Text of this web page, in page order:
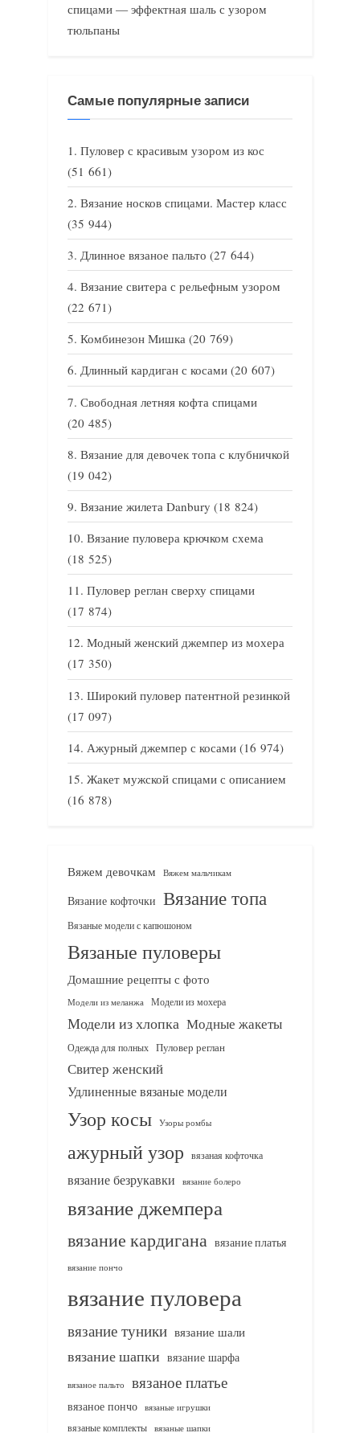
спицами — эффектная шаль с узором
тюльпаны
Самые популярные записи
Пуловер с красивым узором из кос
(51 661)
Вязание носков спицами. Мастер класс
(35 944)
Длинное вязаное пальто (27 644)
Вязание свитера с рельефным узором
(22 671)
Комбинезон Мишка (20 769)
Длинный кардиган с косами (20 607)
Свободная летняя кофта спицами
(20 485)
Вязание для девочек топа с клубничкой
(19 042)
Вязание жилета Danbury (18 824)
Вязание пуловера крючком схема
(18 525)
Пуловер реглан сверху спицами
(17 874)
Модный женский джемпер из мохера
(17 350)
Широкий пуловер патентной резинкой
(17 097)
Ажурный джемпер с косами (16 974)
Жакет мужской спицами с описанием
(16 878)
Вяжем девочкам Вяжем мальчикам
Вязание кофточки Вязание топа
Вязаные модели с капюшоном
Вязаные пуловеры
Домашние рецепты с фото
Модели из меланжа Модели из мохера
Модели из хлопка Модные жакеты
Одежда для полных Пуловер реглан
Свитер женский
Удлиненные вязаные модели
Узор косы Узоры ромбы
ажурный узор вязаная кофточка
вязание безрукавки вязание болеро
вязание джемпера
вязание кардигана вязание платья
вязание пончо
вязание пуловера
вязание туники вязание шали
вязание шапки вязание шарфа
вязаное пальто вязаное платье
вязаное пончо вязаные игрушки
вязаные комплекты
вязаные шапки